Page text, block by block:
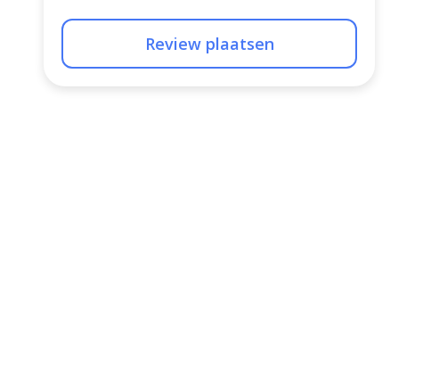
Review plaatsen